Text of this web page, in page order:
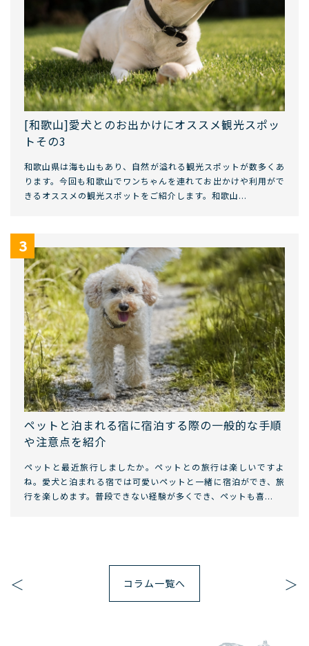
[和歌山]愛犬とのお出かけにオススメ観光スポッ
トその3
和歌山県は海も山もあり、自然が溢れる観光スポットが数多くあ
ります。今回も和歌山でワンちゃんを連れてお出かけや利用がで
きるオススメの観光スポットをご紹介します。和歌山...
ペットと泊まれる宿に宿泊する際の一般的な手順
や注意点を紹介
ペットと最近旅行しましたか。ペットとの旅行は楽しいですよ
ね。愛犬と泊まれる宿では可愛いペットと一緒に宿泊ができ、旅
行を楽しめます。普段できない経験が多くでき、ペットも喜...
＜ コラム一覧へ ＞